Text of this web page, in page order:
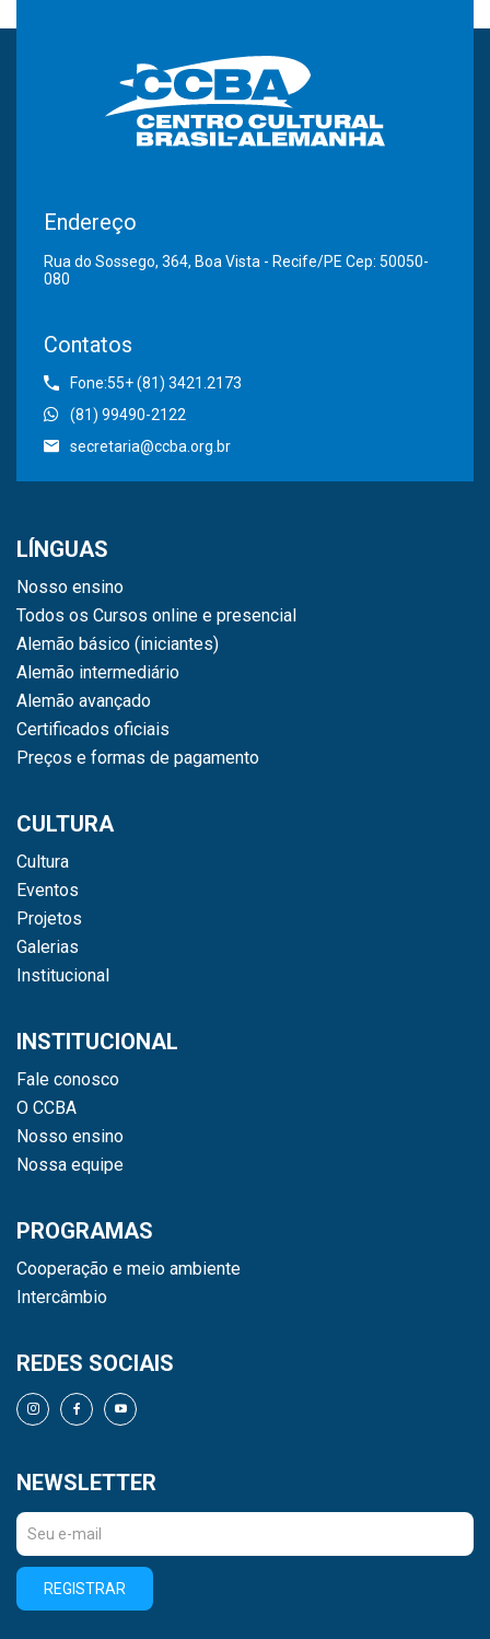
Endereço
Rua do Sossego, 364, Boa Vista - Recife/PE Cep: 50050-
080
Contatos
Fone:55+ (81) 3421.2173
(81) 99490-2122
secretaria@ccba.org.br
LÍNGUAS
Nosso ensino
Todos os Cursos online e presencial
Alemão básico (iniciantes)
Alemão intermediário
Alemão avançado
Certificados oficiais
Preços e formas de pagamento
CULTURA
Cultura
Eventos
Projetos
Galerias
Institucional
INSTITUCIONAL
Fale conosco
O CCBA
Nosso ensino
Nossa equipe
PROGRAMAS
Cooperação e meio ambiente
Intercâmbio
REDES SOCIAIS
NEWSLETTER
REGISTRAR